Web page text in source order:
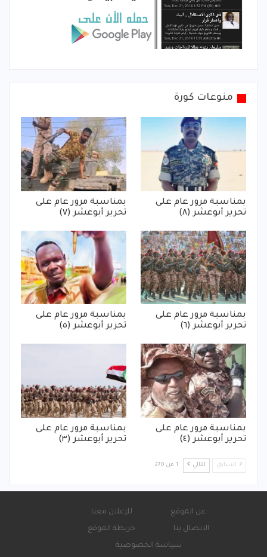
منوعات كورة
بمناسبة مرور عام على
تحرير أبوعشر (٨)
بمناسبة مرور عام على
تحرير أبوعشر (٧)
بمناسبة مرور عام على
تحرير أبوعشر (٦)
بمناسبة مرور عام على
تحرير أبوعشر (٥)
بمناسبة مرور عام على
تحرير أبوعشر (٤)
بمناسبة مرور عام على
تحرير أبوعشر (٣)
السابق التالي 1 من 270
عن الموقع
للإعلان معنا
الاتصال بنا
خريطة الموقع
سياسة الخصوصية